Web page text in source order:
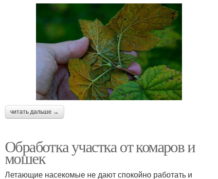
читать дальше →
Обработка участка от комаров и
мошек
Летающие насекомые не дают спокойно работать и